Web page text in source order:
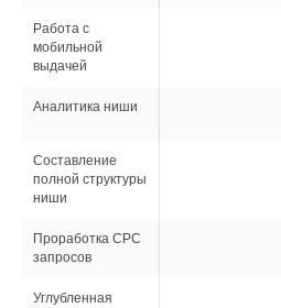
Работа с
мобильной
выдачей
Аналитика ниши
Составление
полной структуры
ниши
Проработка CPC
запросов
Углубленная